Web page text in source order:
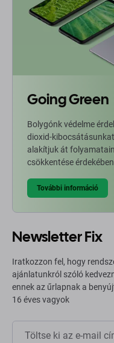
Going Green
Bolygónk védelme
dioxid-
alakítjuk át
csökkentése
További információ
Newsletter Fix
Iratkozzon fel, hogy
ajánlatunkról szóló
ennek az űrlapnak a
16 éves vagyok